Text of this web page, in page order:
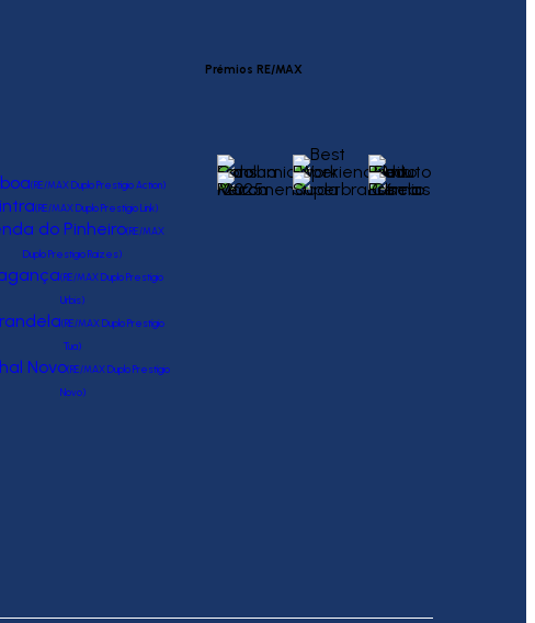
(RE/MAX Duplo Prestígio Action)
(RE/MAX Duplo Prestígio Link)
do Pinheiro(RE/MAX
Duplo Prestígio Raízes)
(RE/MAX Duplo Prestígio
Urbis)
(RE/MAX Duplo Prestígio
Tua)
Novo(RE/MAX Duplo Prestígio
Novo)
Prémios RE/MAX